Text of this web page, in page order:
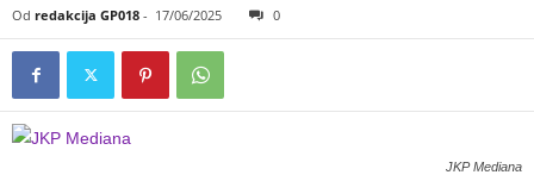
Od redakcija GP018 - 17/06/2025 0
JKP Mediana